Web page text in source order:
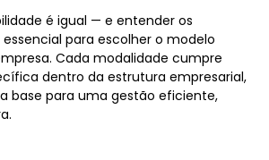
é igual — e entender os
para escolher o modelo
Cada modalidade cumpre
dentro da estrutura empresarial,
base para uma gestão eficiente,